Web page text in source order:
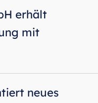
erhält
mit
neues